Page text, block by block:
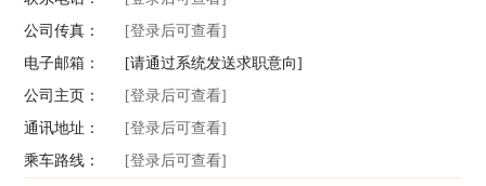
公司传真：
[登录后可查看]
电子邮箱：
[请通过系统发送求职意向]
公司主页：
[登录后可查看]
通讯地址：
[登录后可查看]
乘车路线：
[登录后可查看]